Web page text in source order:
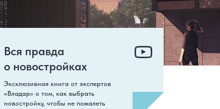
Вся правда
о новостройках
Эксклюзивная книга от экспертов
«Владар» о том, как выбрать
новостройку, чтобы не пожалеть